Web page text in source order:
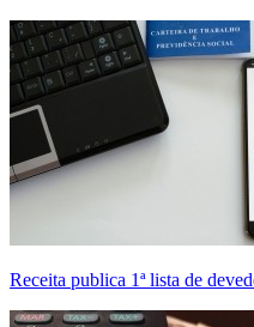
Receita publica 1ª lista de